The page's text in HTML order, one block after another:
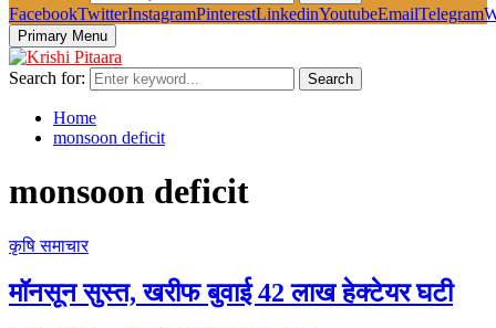
FacebookTwitterInstagramPinterestLinkedinYoutubeEmailTelegram
Primary Menu
Search for: Search
Home
monsoon deficit
monsoon deficit
कृषि समाचार
मॉनसून सुस्त, खरीफ बुवाई 42 लाख हेक्टेयर घटी